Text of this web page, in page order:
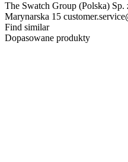
The Swatch Group (Polska) Sp.
Marynarska 15
Find similar
Dopasowane produkty